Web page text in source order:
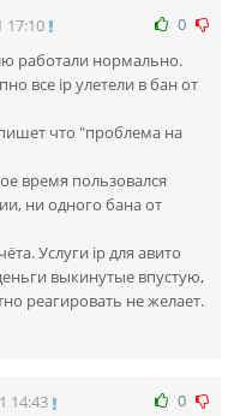
0
17:10
работали нормально.
все ip улетели в бан от
что "проблема на
время пользовался
ни одного бана от
Услуги ip для авито
выкинутые впустую,
реагировать не желает.
0
14:43